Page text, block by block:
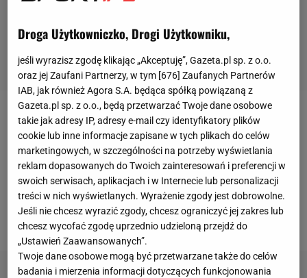
"Chcemy Cleveland" - skandowali kibice Raptors w
końcówce meczu z Heat, gdy wynik nie tylko
spotkania, ale i rywalizacji był rozstrzygnięty. Bo to
Cavaliers będą rywalem kanadyjskiej drużyny w
walce o wielki finałNBA . Seria rozpocznie się w nocy
z wtorku na środę polskiego czasu.
Droga Użytkowniczko, Drogi Użytkowniku,
jeśli wyrazisz zgodę klikając „Akceptuję”, Gazeta.pl sp. z o.o.
oraz jej Zaufani Partnerzy, w tym [676] Zaufanych Partnerów
IAB, jak również Agora S.A. będąca spółką powiązaną z
Gazeta.pl sp. z o.o., będą przetwarzać Twoje dane osobowe
takie jak adresy IP, adresy e-mail czy identyfikatory plików
cookie lub inne informacje zapisane w tych plikach do celów
marketingowych, w szczególności na potrzeby wyświetlania
reklam dopasowanych do Twoich zainteresowań i preferencji w
swoich serwisach, aplikacjach i w Internecie lub personalizacji
treści w nich wyświetlanych. Wyrażenie zgody jest dobrowolne.
Jeśli nie chcesz wyrazić zgody, chcesz ograniczyć jej zakres lub
chcesz wycofać zgodę uprzednio udzieloną przejdź do
„Ustawień Zaawansowanych”.
Twoje dane osobowe mogą być przetwarzane także do celów
badania i mierzenia informacji dotyczących funkcjonowania